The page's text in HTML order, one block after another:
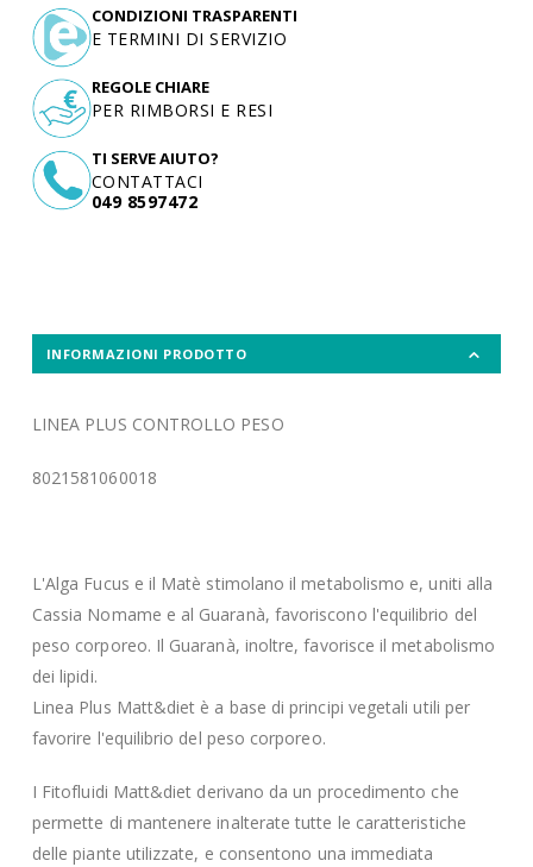
TI SERVE AIUTO?
CONTATTACI
049 8597472
CONDIZIONI TRASPARENTI
E TERMINI DI SERVIZIO
REGOLE CHIARE
PER RIMBORSI E RESI
INFORMAZIONI PRODOTTO
LINEA PLUS CONTROLLO PESO
8021581060018
L'Alga Fucus e il Matè stimolano il metabolismo e, uniti alla
Cassia Nomame e al Guaranà, favoriscono l'equilibrio del
peso corporeo. Il Guaranà, inoltre, favorisce il metabolismo
dei lipidi.
Linea Plus Matt&diet è a base di principi vegetali utili per
favorire l'equilibrio del peso corporeo.
I Fitofluidi Matt&diet derivano da un procedimento che
permette di mantenere inalterate tutte le caratteristiche
delle piante utilizzate, e consentono una immediata